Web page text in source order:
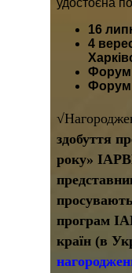
удостоєна
16
4
Форум
здобуття
року»
програм
країн (в